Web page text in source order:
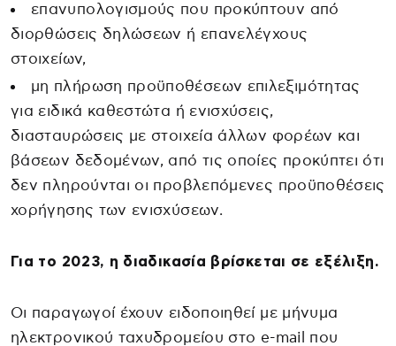
επανυπολογισμούς που προκύπτουν από
διορθώσεις δηλώσεων ή επανελέγχους
στοιχείων,
μη πλήρωση προϋποθέσεων επιλεξιμότητας
για ειδικά καθεστώτα ή ενισχύσεις,
διασταυρώσεις με στοιχεία άλλων φορέων και
βάσεων δεδομένων, από τις οποίες προκύπτει ότι
δεν πληρούνται οι προβλεπόμενες προϋποθέσεις
χορήγησης των ενισχύσεων.
Για το 2023, η διαδικασία βρίσκεται σε εξέλιξη.
Οι παραγωγοί έχουν ειδοποιηθεί με μήνυμα
ηλεκτρονικού ταχυδρομείου στο e-mail που